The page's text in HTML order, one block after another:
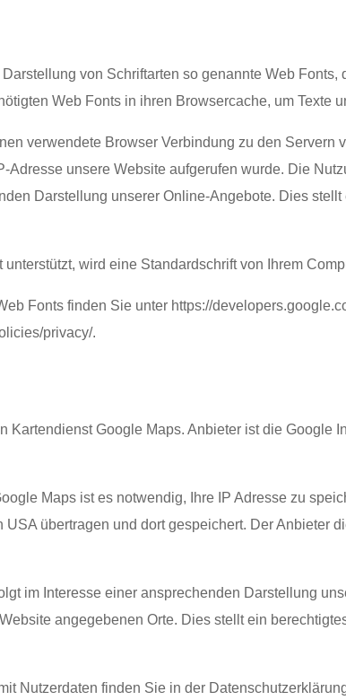
von Schriftarten so genannte Web
Web Fonts in ihren Browsercache, um Texte
verwendete Browser Verbindung zu den Servern
Adresse unsere Website aufgerufen wurde. Die
Darstellung unserer Online-Angebote. Dies
wird eine Standardschrift von Ihrem
Fonts finden Sie unter https://
privacy/.
Kartendienst Google Maps. Anbieter ist die Google
Maps ist es notwendig, Ihre IP Adresse zu
übertragen und dort gespeichert. Der Anbieter
im Interesse einer ansprechenden Darstellung
angegebenen Orte. Dies stellt ein
Nutzerdaten finden Sie in der